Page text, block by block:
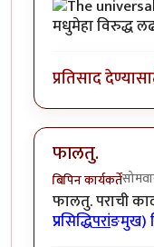
मधुमेहा विरुद्ध
प्रतिसाद
फालतु.
बिपिन कार्यकर्ते
फालतु. पराची
प्रसिद्धिपरांङमुख)